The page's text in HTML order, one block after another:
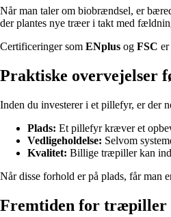
Når man taler om biobrændsel, er
der plantes nye træer i takt med
Certificeringer som ENplus og FSC
Praktiske
Inden du investerer i et pillefyr, er der
Plads: Et pillefyr kræver et
Vedligeholdelse: Selvom
Kvalitet: Billige træpiller kan
Når disse forhold er på plads, får man
Fremtiden for træpiller